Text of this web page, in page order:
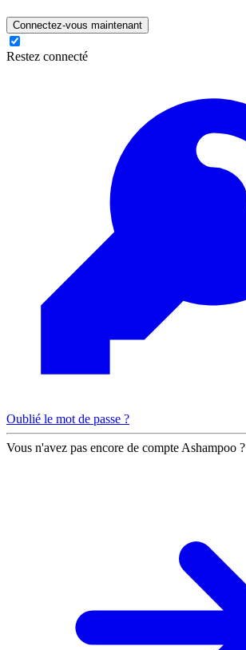
Connectez-vous maintenant
Restez connecté
Oublié le mot de passe ?
Vous n'avez pas encore de compte Ashampoo ?